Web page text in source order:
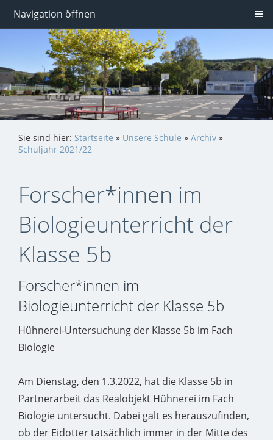
Navigation öffnen
Sie sind hier: Startseite » Unsere Schule » Archiv »
Schuljahr 2021/22
Forscher*innen im
Biologieunterricht der
Klasse 5b
Forscher*innen im
Biologieunterricht der Klasse 5b
Hühnerei-Untersuchung der Klasse 5b im Fach
Biologie
Am Dienstag, den 1.3.2022, hat die Klasse 5b in
Partnerarbeit das Realobjekt Hühnerei im Fach
Biologie untersucht. Dabei galt es herauszufinden,
ob der Eidotter tatsächlich immer in der Mitte des